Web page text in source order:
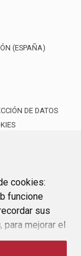
cookies:
funcione
sus
, para mejorar el
(ESPAÑA)
DE DATOS